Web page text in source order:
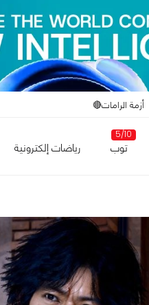
أزمة الرامات🔴
5/10
توب رياضات إلكترونية